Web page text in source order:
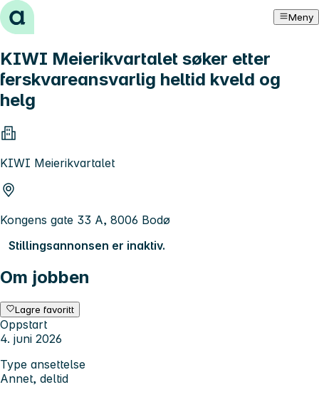
Hopp til innhold Meny
KIWI Meierikvartalet søker etter
ferskvareansvarlig heltid kveld og
helg
KIWI Meierikvartalet
Kongens gate 33 A, 8006 Bodø
Stillingsannonsen er inaktiv.
Om jobben
Lagre favoritt
Oppstart
4. juni 2026
Type ansettelse
Annet, deltid